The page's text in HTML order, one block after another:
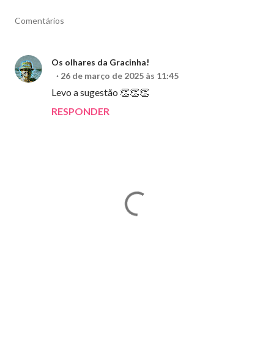
Comentários
Os olhares da Gracinha!
26 de março de 2025 às 11:45
Levo a sugestão 👏👏👏
RESPONDER